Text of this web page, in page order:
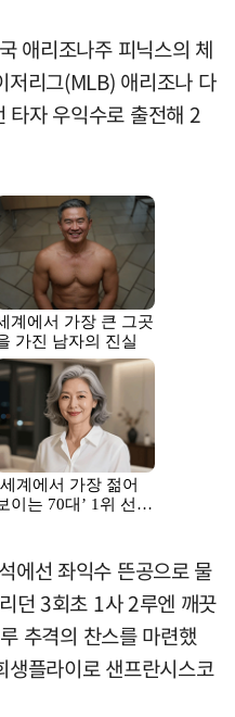
애리조나주 피닉스의 체
리그(MLB) 애리조나 다
타자 우익수로 출전해 2
에선 좌익수 뜬공으로 물
던 3회초 1사 2루엔 깨끗
추격의 찬스를 마련했
플라이로 샌프란시스코